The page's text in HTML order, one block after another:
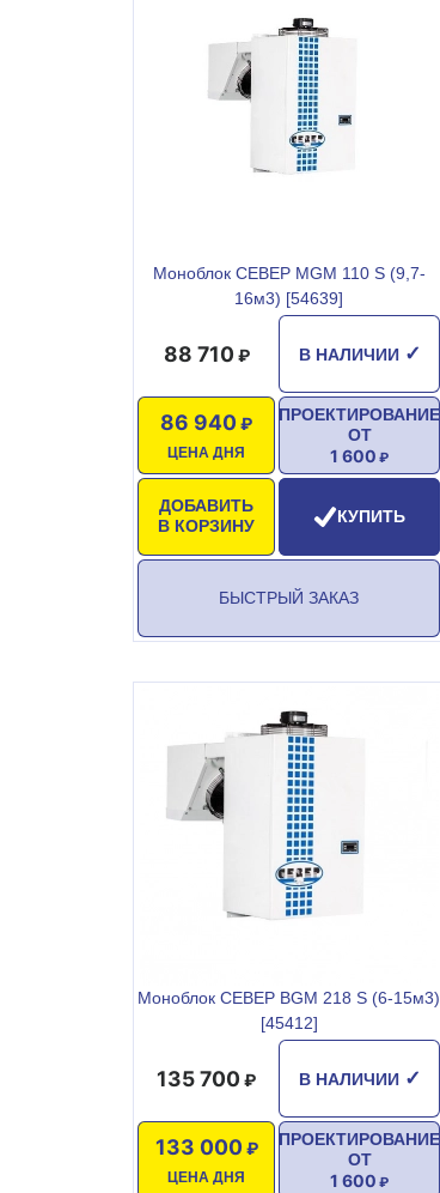
Моноблок СЕВЕР MGM 110 S (9,7-
16м3) [54639]
В НАЛИЧИИ ✓
88 710
ЦЕНА ДНЯ
86 940
ДОБАВИТЬ
В КОРЗИНУ
ПРОЕКТИРОВАНИЕ
ОТ
1 600
КУПИТЬ
БЫСТРЫЙ ЗАКАЗ
Моноблок СЕВЕР BGM 218 S (6-15м3)
[45412]
В НАЛИЧИИ ✓
135 700
ЦЕНА ДНЯ
133 000
ПРОЕКТИРОВАНИЕ
ОТ
1 600